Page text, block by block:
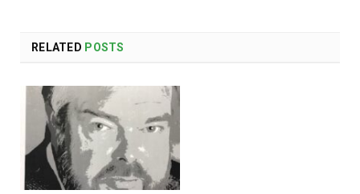
RELATED POSTS